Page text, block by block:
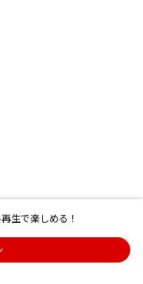
生で楽しめる！